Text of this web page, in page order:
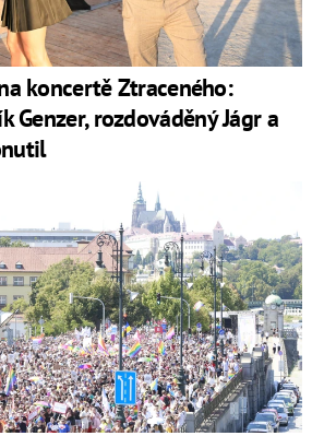
koncertě Ztraceného:
Genzer, rozdováděný Jágr a